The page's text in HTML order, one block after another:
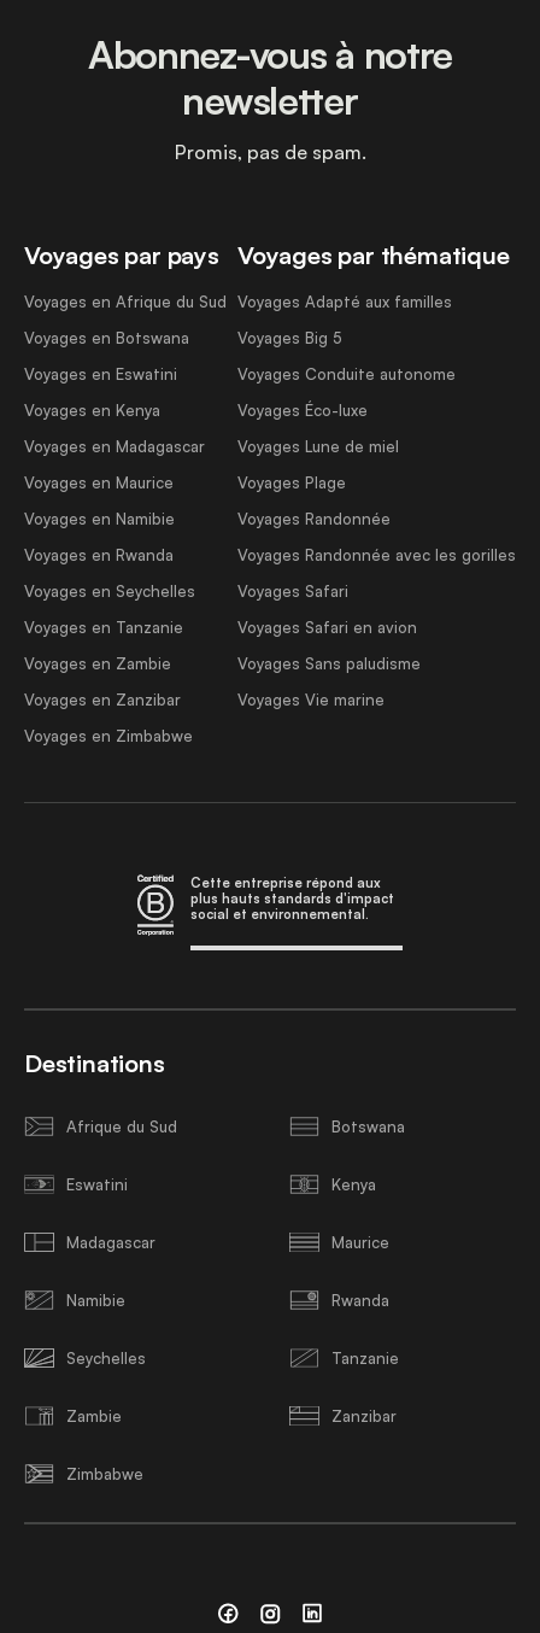
Voyages par pays
Voyages en Afrique du Sud
Voyages en Botswana
Voyages en Eswatini
Voyages en Kenya
Voyages en Madagascar
Voyages en Maurice
Voyages en Namibie
Voyages en Rwanda
Voyages en Seychelles
Voyages en Tanzanie
Voyages en Zambie
Voyages en Zanzibar
Voyages en Zimbabwe
Voyages par thématique
Voyages Adapté aux familles
Voyages Big 5
Voyages Conduite autonome
Voyages Éco-luxe
Voyages Lune de miel
Voyages Plage
Voyages Randonnée
Voyages Randonnée avec les gorilles
Voyages Safari
Voyages Safari en avion
Voyages Sans paludisme
Voyages Vie marine
Abonnez-vous à notre
newsletter
Promis, pas de spam.
Cette entreprise répond aux
plus hauts standards d'impact
social et environnemental.
Destinations
Afrique du Sud Botswana
Eswatini Kenya
Madagascar Maurice
Namibie Rwanda
Seychelles Tanzanie
Zambie Zanzibar
Zimbabwe
FacebookInstagramLinkedin